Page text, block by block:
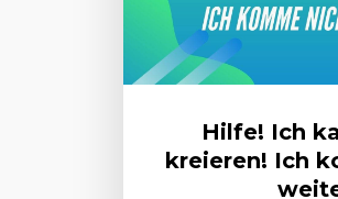
Hilfe! Ich
kreieren! Ich